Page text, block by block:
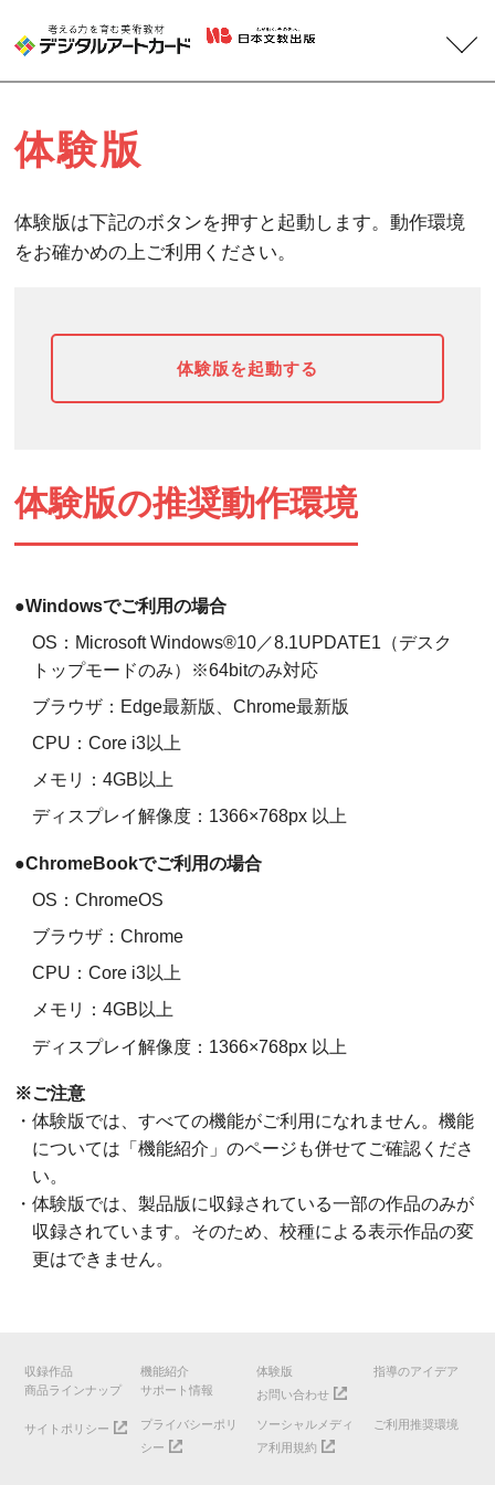
体験版
お問い合わせ
体験版
体験版は下記のボタンを押すと起動します。動作環境
をお確かめの上ご利用ください。
体験版を起動する
体験版の推奨動作環境
●Windowsでご利用の場合
OS：Microsoft Windows®10／8.1UPDATE1（デスク
トップモードのみ）※64bitのみ対応
ブラウザ：Edge最新版、Chrome最新版
CPU：Core i3以上
メモリ：4GB以上
ディスプレイ解像度：1366×768px 以上
●ChromeBookでご利用の場合
OS：ChromeOS
ブラウザ：Chrome
CPU：Core i3以上
メモリ：4GB以上
ディスプレイ解像度：1366×768px 以上
※ご注意
・体験版では、すべての機能がご利用になれません。機能
については「機能紹介」のページも併せてご確認くださ
い。
・体験版では、製品版に収録されている一部の作品のみが
収録されています。そのため、校種による表示作品の変
更はできません。
収録作品 機能紹介 体験版
指導のアイデア
商品ラインナップ
サポート情報 お問い合わせ
サイトポリシー
プライバシーポリ
シー
ソーシャルメディ
ア利用規約
ご利用推奨環境